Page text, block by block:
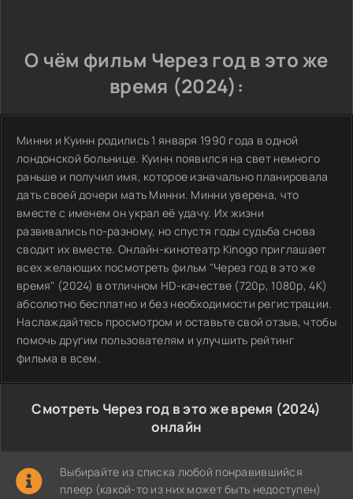
О чём фильм Через год в это же
время (2024):
Минни и Куинн родились 1 января 1990 года в одной
лондонской больнице. Куинн появился на свет немного
раньше и получил имя, которое изначально планировала
дать своей дочери мать Минни. Минни уверена, что
вместе с именем он украл её удачу. Их жизни
развивались по-разному, но спустя годы судьба снова
сводит их вместе. Онлайн-кинотеатр Kinogo приглашает
всех желающих посмотреть фильм "Через год в это же
время" (2024) в отличном HD-качестве (720p, 1080p, 4K)
абсолютно бесплатно и без необходимости регистрации.
Наслаждайтесь просмотром и оставьте свой отзыв, чтобы
помочь другим пользователям и улучшить рейтинг
фильма в всем.
Смотреть Через год в это же время (2024)
онлайн
Выбирайте из списка любой понравившийся
плеер (какой-то из них может быть недоступен)